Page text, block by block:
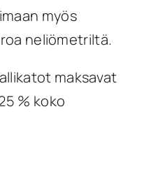
myös
neliömetriltä.
maksavat
% koko